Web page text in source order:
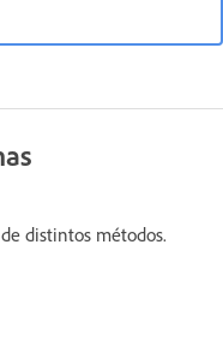
distintos métodos.